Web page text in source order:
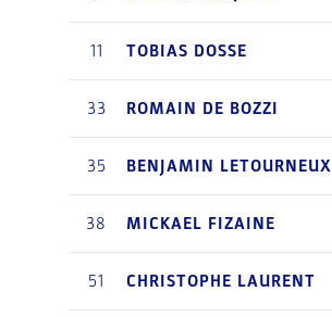
11 TOBIAS DOSSE
33 ROMAIN DE BOZZI
35 BENJAMIN LETOURNEUX
38 MICKAEL FIZAINE
51 CHRISTOPHE LAURENT